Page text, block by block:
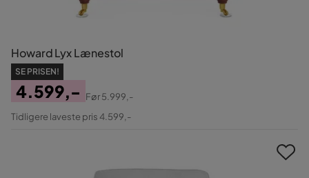
Howard Lyx Lænestol
SE PRISEN!
Pris
4.599,-
Original
Før5.999,-
Tidligere laveste pris 4.599,-